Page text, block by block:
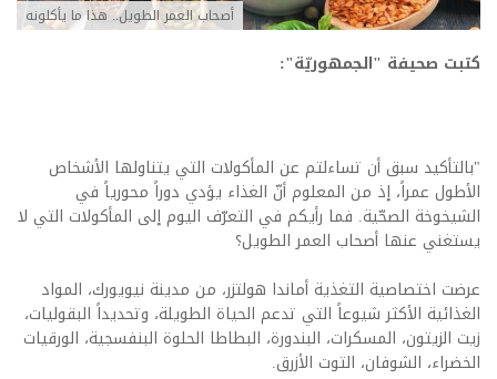
أصحاب العمر الطويل.. هذا ما يأكلونه
كتبت صحيفة "الجمهوريّة":
"بالتأكيد سبق أن تساءلتم عن المأكولات التي يتناولها الأشخاص
الأطول عمراً، إذ من المعلوم أنّ الغذاء يؤدي دوراً محورياً في
الشيخوخة الصحّية. فما رأيكم في التعرّف اليوم إلى المأكولات التي لا
يستغني عنها أصحاب العمر الطويل؟
عرضت اختصاصية التغذية أماندا هولتزر، من مدينة نيويورك، المواد
الغذائية الأكثر شيوعاً التي تدعم الحياة الطويلة، وتحديداً البقوليات،
زيت الزيتون، المسكرات، البندورة، البطاطا الحلوة البنفسجية، الورقيات
الخضراء، الشوفان، التوت الأزرق.